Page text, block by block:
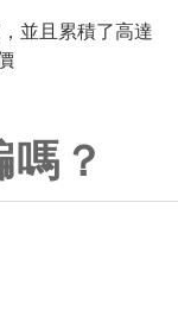
並且累積了高達
？